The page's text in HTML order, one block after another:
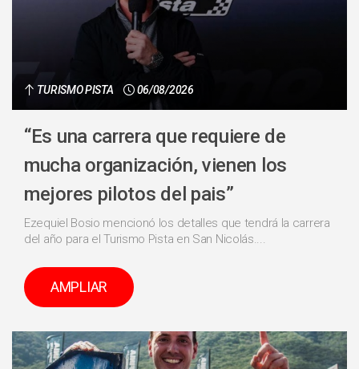
TURISMO PISTA 06/08/2026
“Es una carrera que requiere de
mucha organización, vienen los
mejores pilotos del pais”
Ezequiel Bosio mencionó los detalles que tendrá la carrera
del año para el Turismo Pista en San Nicolás....
AMPLIAR